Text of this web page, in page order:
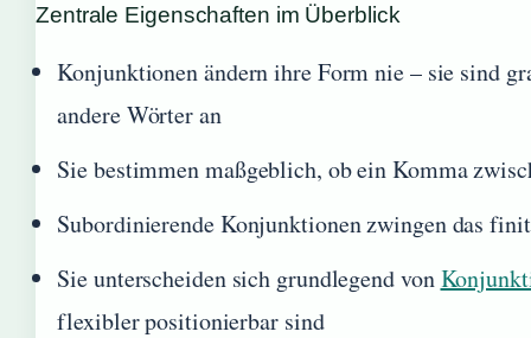
Zentrale Eigenschaften im Überblick
Konjunktionen ändern ihre Form nie – sie sind
andere Wörter an
Sie bestimmen maßgeblich, ob ein Komma
Subordinierende Konjunktionen zwingen das
Sie unterscheiden sich grundlegend von
flexibler positionierbar sind